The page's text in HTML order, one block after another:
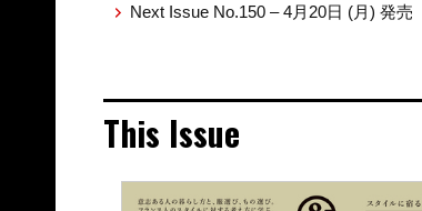
Next Issue No.150 – 4月20日 (月) 発売
This Issue